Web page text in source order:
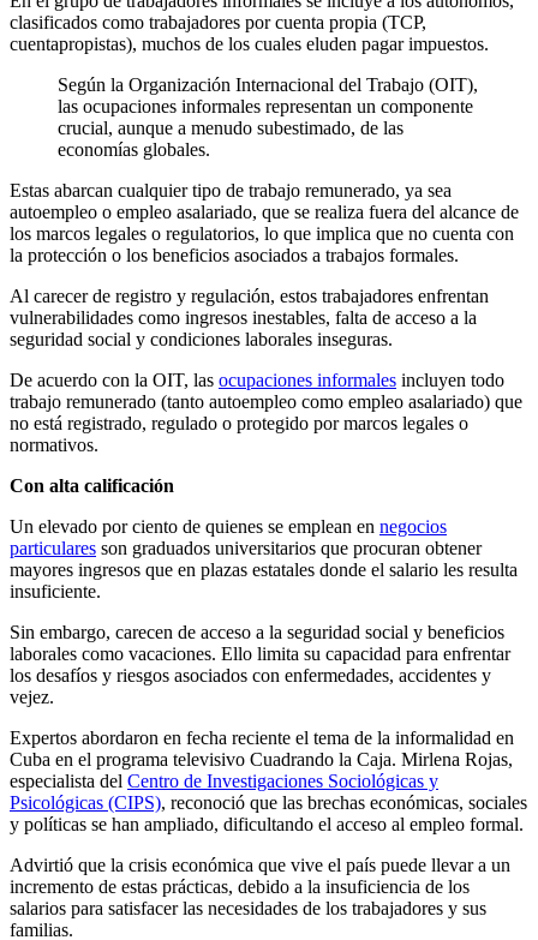
clasificados como trabajadores por cuenta propia (TCP,
cuentapropistas), muchos de los cuales eluden pagar impuestos.
Según la Organización Internacional del Trabajo (OIT),
las ocupaciones informales representan un componente
crucial, aunque a menudo subestimado, de las
economías globales.
Estas abarcan cualquier tipo de trabajo remunerado, ya sea
autoempleo o empleo asalariado, que se realiza fuera del alcance de
los marcos legales o regulatorios, lo que implica que no cuenta con
la protección o los beneficios asociados a trabajos formales.
Al carecer de registro y regulación, estos trabajadores enfrentan
vulnerabilidades como ingresos inestables, falta de acceso a la
seguridad social y condiciones laborales inseguras.
De acuerdo con la OIT, las ocupaciones informales incluyen todo
trabajo remunerado (tanto autoempleo como empleo asalariado) que
no está registrado, regulado o protegido por marcos legales o
normativos.
Con alta calificación
Un elevado por ciento de quienes se emplean en negocios
particulares son graduados universitarios que procuran obtener
mayores ingresos que en plazas estatales donde el salario les resulta
insuficiente.
Sin embargo, carecen de acceso a la seguridad social y beneficios
laborales como vacaciones. Ello limita su capacidad para enfrentar
los desafíos y riesgos asociados con enfermedades, accidentes y
vejez.
Expertos abordaron en fecha reciente el tema de la informalidad en
Cuba en el programa televisivo Cuadrando la Caja. Mirlena Rojas,
especialista del Centro de Investigaciones Sociológicas y
Psicológicas (CIPS), reconoció que las brechas económicas, sociales
y políticas se han ampliado, dificultando el acceso al empleo formal.
Advirtió que la crisis económica que vive el país puede llevar a un
incremento de estas prácticas, debido a la insuficiencia de los
salarios para satisfacer las necesidades de los trabajadores y sus
familias.